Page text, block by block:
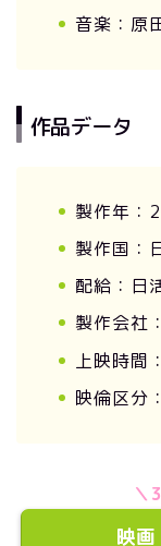
音楽：原
作品データ
製作年：
製作国：
配給：日
製作会社
上映時間
映倫区分
＼
映